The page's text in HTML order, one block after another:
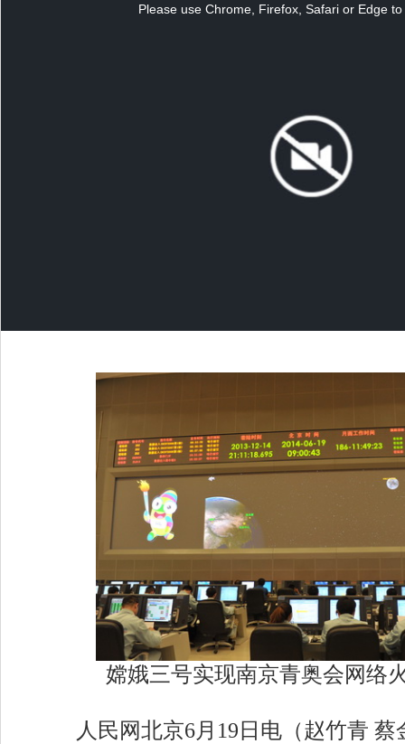
Please use Chrome, Firefox, Safari or Edge
嫦娥三号实现南京青奥会网络
人民网北京6月19日电（赵竹青